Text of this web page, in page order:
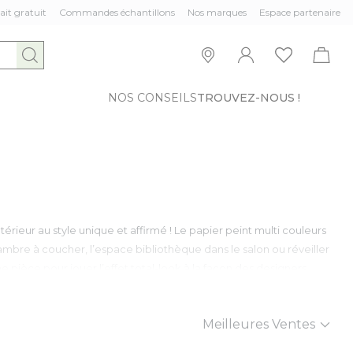
gratuit Commandes échantillons Nos marques Espace partenaire
NOS CONSEILSTROUVEZ-NOUS !
au style unique et affirmé ! Le papier peint multi couleurs
à coucher, l’espace bibliothèque dans le salon ou réveiller
Trier par